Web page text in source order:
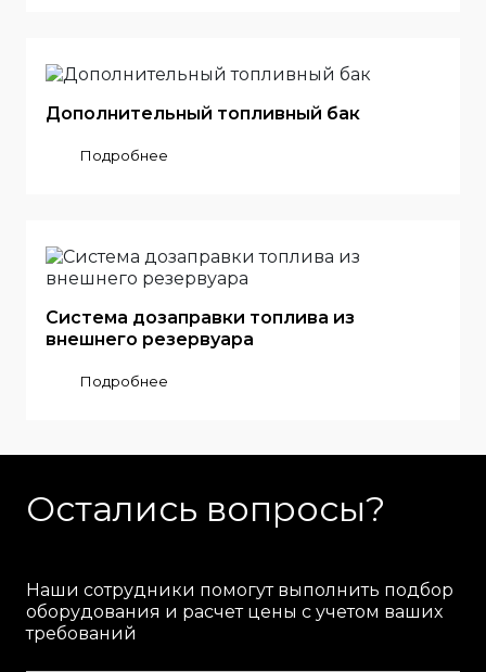
Дополнительный топливный бак
Подробнее
Система дозаправки топлива из
внешнего резервуара
Подробнее
Остались вопросы?
Наши сотрудники помогут выполнить подбор
оборудования и расчет цены с учетом ваших
требований